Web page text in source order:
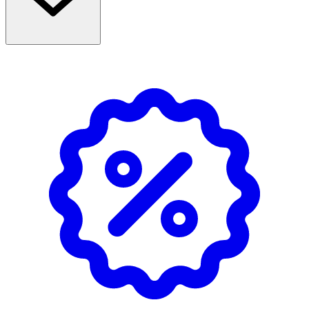
produkten/bruksanvisningen.
- Förvaras i normal rumstemperatur.
Squalane, Triethylhexanoin, Potassium Palmitoyl
Hydrolyzed Wheat Protein, Glyceryl Stearate, Cetearyl
Alcohol, Behenyl Alcohol, Polyglyceryl-10 Pentastearate,
Sodium Stearoyl Lactylate, PPG-12/SMDI Copolymer,
Butylene Glycol, Escin, Lecithin, Beta-Sitosterol, Phenetyl
Alcohol, Caprylyl Glycol, Krameria Triandra Extract,
Xanthan Gum, Lauric Acid, Disodium EDTA, Galactaric
Acid, CI 42090, CI 19140, Linalyl Acetate, Isopropyl
Myristate, Aqua.